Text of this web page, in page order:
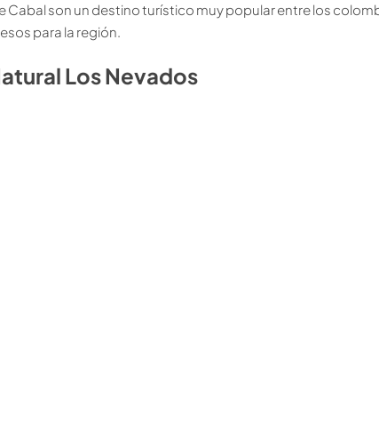
Cabal son un destino turístico muy popular entre los
para la región.
Los Nevados